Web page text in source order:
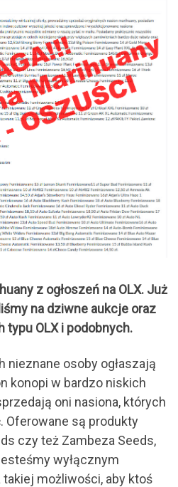
z ogłoszeń na OLX. Już
na dziwne aukcje oraz
typu OLX i podobnych.
nieznane osoby ogłaszają
konopi w bardzo niskich
oni nasiona, których
Oferowane są produkty
czy też Zambeza Seeds,
wyłącznym
możliwości, aby ktoś